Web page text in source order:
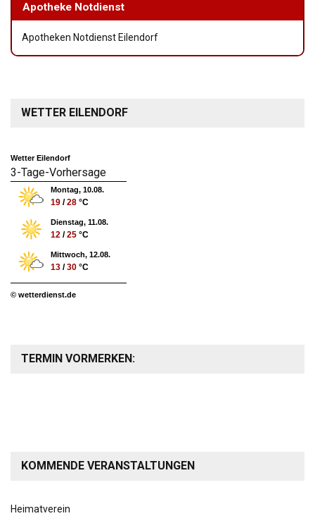
Apotheke Notdienst
Apotheken Notdienst Eilendorf
WETTER EILENDORF
Wetter Eilendorf
3-Tage-Vorhersage
Montag, 10.08.
19 /28 °C
Dienstag, 11.08.
12 /25 °C
Mittwoch, 12.08.
13 /30 °C
© wetterdienst.de
TERMIN VORMERKEN:
KOMMENDE VERANSTALTUNGEN
Heimatverein